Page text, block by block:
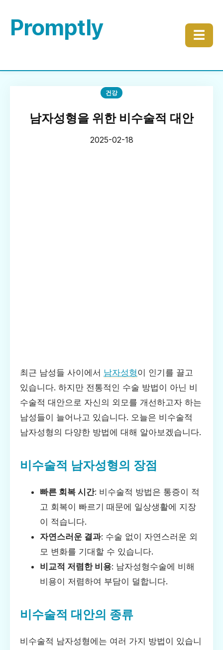
Promptly ☰
건강
남자성형을 위한 비수술적 대안
2025-02-18
최근 남성들 사이에서 남자성형이 인기를 끌고
있습니다. 하지만 전통적인 수술 방법이 아닌 비
수술적 대안으로 자신의 외모를 개선하고자 하는
남성들이 늘어나고 있습니다. 오늘은 비수술적
남자성형의 다양한 방법에 대해 알아보겠습니다.
비수술적 남자성형의 장점
빠른 회복 시간: 비수술적 방법은 통증이 적
고 회복이 빠르기 때문에 일상생활에 지장
이 적습니다.
자연스러운 결과: 수술 없이 자연스러운 외
모 변화를 기대할 수 있습니다.
비교적 저렴한 비용: 남자성형수술에 비해
비용이 저렴하여 부담이 덜합니다.
비수술적 대안의 종류
비수술적 남자성형에는 여러 가지 방법이 있습니